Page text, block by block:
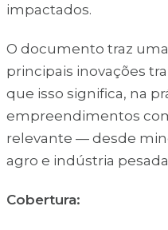
impactados.
O documento traz
principais inovações
que isso significa, na
empreendimentos
relevante — desde
agro e indústria
Cobertura: